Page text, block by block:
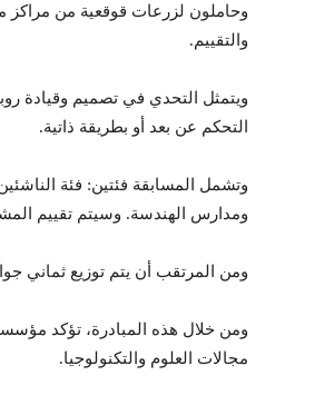
وحاملون لزرعات قوقعية من
والتقييم.
ويتمثل التحدي في تصميم وقيادة
التحكم عن بعد أو بطريقة ذاتية.
وتشمل المسابقة فئتين: فئة
ومدارس الهندسة. وسيتم تقييم
ومن المرتقب أن يتم توزيع ثماني
ومن خلال هذه المبادرة، تؤكد مؤسسة
مجالات العلوم والتكنولوجيا.